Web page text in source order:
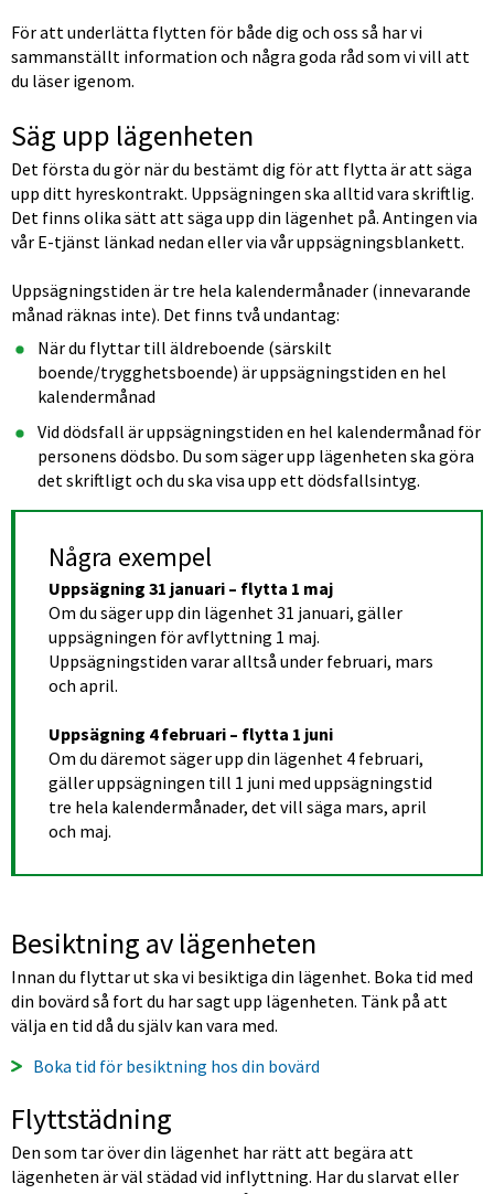
För att underlätta flytten för både dig och oss så har vi
sammanställt information och några goda råd som vi vill att
du läser igenom.
Säg upp lägenheten
Det första du gör när du bestämt dig för att flytta är att säga
upp ditt hyreskontrakt. Uppsägningen ska alltid vara skriftlig.
Det finns olika sätt att säga upp din lägenhet på. Antingen via
vår E-tjänst länkad nedan eller via vår uppsägningsblankett.
Uppsägningstiden är tre hela kalendermånader (innevarande
månad räknas inte). Det finns två undantag:
När du flyttar till äldreboende (särskilt
boende/trygghetsboende) är uppsägningstiden en hel
kalendermånad
Vid dödsfall är uppsägningstiden en hel kalendermånad för
personens dödsbo. Du som säger upp lägenheten ska göra
det skriftligt och du ska visa upp ett dödsfallsintyg.
Några exempel
Uppsägning 31 januari – flytta 1 maj
Om du säger upp din lägenhet 31 januari, gäller
uppsägningen för avflyttning 1 maj.
Uppsägningstiden varar alltså under februari, mars
och april.
Uppsägning 4 februari – flytta 1 juni
Om du däremot säger upp din lägenhet 4 februari,
gäller uppsägningen till 1 juni med uppsägningstid
tre hela kalendermånader, det vill säga mars, april
och maj.
Besiktning av lägenheten
Innan du flyttar ut ska vi besiktiga din lägenhet. Boka tid med
din bovärd så fort du har sagt upp lägenheten. Tänk på att
välja en tid då du själv kan vara med.
Boka tid för besiktning hos din bovärd
Flyttstädning
Den som tar över din lägenhet har rätt att begära att
lägenheten är väl städad vid inflyttning. Har du slarvat eller